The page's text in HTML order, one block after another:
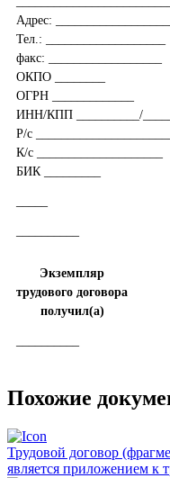
Адрес:
Тел.: ___________________
факс: __________________
ОКПО ________
ОГРН _____________
ИНН/КПП __________/
Р/с
К/с ____________________
БИК _________
Экземпляр
трудового договора
получил(а)
Похожие
Трудовой договор
является приложением к